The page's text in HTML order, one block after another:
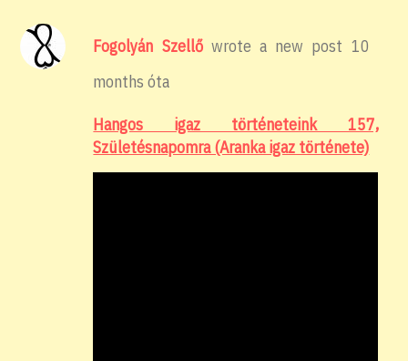
Fogolyán Szellőwrote a new post 10
months óta
Hangos igaz történeteink 157,
Születésnapomra (Aranka igaz története)